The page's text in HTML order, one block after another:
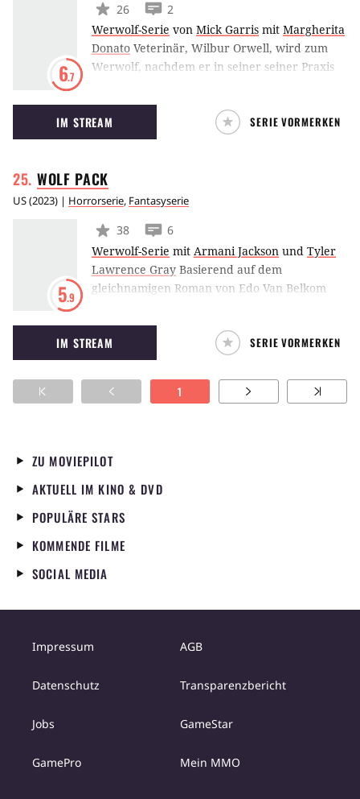
6.7
26
2
Werwolf-Serie von Mick Garris mit Margherita
Donato Veterinär, Wilbur Orwell, wird zum
Werwolf, nachdem er in seiner seiner Praxis
IM STREAM SERIE VORMERKEN
WOLF PACK
US(2023) | Horrorserie, Fantasyserie
5.9
38
6
Werwolf-Serie mit Armani Jackson und Tyler
Lawrence Gray Basierend auf dem
gleichnamigen Roman von Edo Van Belkom
vier Jugendlichen, die nach einem
verheerenden Brand in Kalifornien
aufeinander treffen. Sie alle verbindet ein
Geheimnis: sie sind junge Werwölfe.
IM STREAM SERIE VORMERKEN
1
ZU MOVIEPILOT
AKTUELL IM KINO & DVD
POPULÄRE STARS
KOMMENDE FILME
SOCIAL MEDIA
Impressum AGB
Datenschutz Transparenzbericht
Jobs GameStar
GamePro Mein MMO